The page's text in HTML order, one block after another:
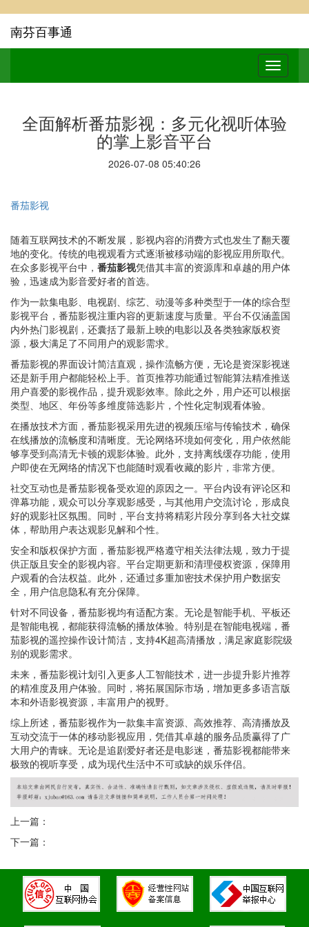
南芬百事通
全面解析番茄影视：多元化视听体验
的掌上影音平台
2026-07-08 05:40:26
番茄影视
随着互联网技术的不断发展，影视内容的消费方式也发生了翻天覆
地的变化。传统的电视观看方式逐渐被移动端的影视应用所取代。
在众多影视平台中， 番茄影视凭借其丰富的资源库和卓越的用户体
验，迅速成为影音爱好者的首选。
作为一款集电影、电视剧、综艺、动漫等多种类型于一体的综合型
影视平台，番茄影视注重内容的更新速度与质量。平台不仅涵盖国
内外热门影视剧，还囊括了最新上映的电影以及各类独家版权资
源，极大满足了不同用户的观影需求。
番茄影视的界面设计简洁直观，操作流畅方便，无论是资深影视迷
还是新手用户都能轻松上手。首页推荐功能通过智能算法精准推送
用户喜爱的影视作品，提升观影效率。除此之外，用户还可以根据
类型、地区、年份等多维度筛选影片，个性化定制观看体验。
在播放技术方面，番茄影视采用先进的视频压缩与传输技术，确保
在线播放的流畅度和清晰度。无论网络环境如何变化，用户依然能
够享受到高清无卡顿的观影体验。此外，支持离线缓存功能，使用
户即使在无网络的情况下也能随时观看收藏的影片，非常方便。
社交互动也是番茄影视备受欢迎的原因之一。平台内设有评论区和
弹幕功能，观众可以分享观影感受，与其他用户交流讨论，形成良
好的观影社区氛围。同时，平台支持将精彩片段分享到各大社交媒
体，帮助用户表达观影见解和个性。
安全和版权保护方面，番茄影视严格遵守相关法律法规，致力于提
供正版且安全的影视内容。平台定期更新和清理侵权资源，保障用
户观看的合法权益。此外，还通过多重加密技术保护用户数据安
全，用户信息隐私有充分保障。
针对不同设备，番茄影视均有适配方案。无论是智能手机、平板还
是智能电视，都能获得流畅的播放体验。特别是在智能电视端，番
茄影视的遥控操作设计简洁，支持4K超高清播放，满足家庭影院级
别的观影需求。
未来，番茄影视计划引入更多人工智能技术，进一步提升影片推荐
的精准度及用户体验。同时，将拓展国际市场，增加更多多语言版
本和外语影视资源，丰富用户的视野。
综上所述，番茄影视作为一款集丰富资源、高效推荐、高清播放及
互动交流于一体的移动影视应用，凭借其卓越的服务品质赢得了广
大用户的青睐。无论是追剧爱好者还是电影迷，番茄影视都能带来
极致的视听享受，成为现代生活中不可或缺的娱乐伴侣。
上一篇：
下一篇：